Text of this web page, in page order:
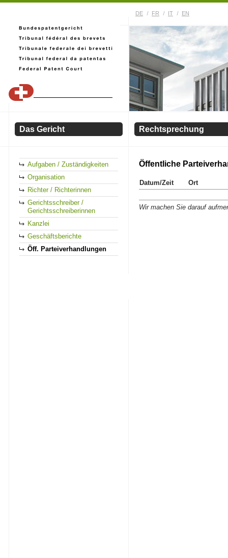
DE FR IT EN
Das Gericht Rechtsprechung
Öffentliche
Datum/Zeit Ort
Wir machen Sie darauf
Aufgaben / Zuständigkeiten
Organisation
Richter / Richterinnen
Gerichtsschreiber /
Gerichtsschreiberinnen
Kanzlei
Geschäftsberichte
Öff. Parteiverhandlungen